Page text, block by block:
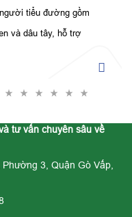
tiểu đường gồm
và dâu tây, hỗ trợ
tư vấn chuyên sâu về
3, Quận Gò Vấp,